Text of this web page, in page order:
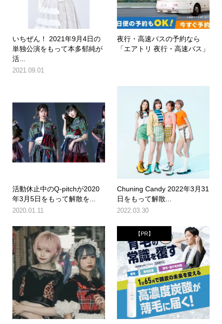
いちぜん！ 2021年9月4日の
単独公演をもって本多郁純が
活...
2021.09.01
夜行・高速バスの予約なら
「エアトリ 夜行・高速バス」
活動休止中のQ-pitchが2020
年3月5日をもって解散を...
2020.01.11
Chuning Candy 2022年3月31
日をもって解散...
2022.03.30
【PR】